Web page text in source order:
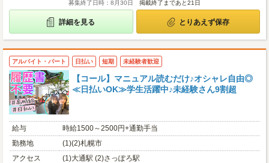
募集終了日時：8月30日 掲載終了まであと21日
詳細を見る とりあえず保存
アルバイト・パート 日払い 短期 未経験者歓迎
【コール】マニュアル読むだけ♪オシャレ自由◎
≪日払いOK≫学生活躍中♪未経験さん9割超
給与
時給1500～2500円+通勤手当
勤務地
(1)(2)札幌市
アクセス
(1)大通駅 (2)さっぽろ駅